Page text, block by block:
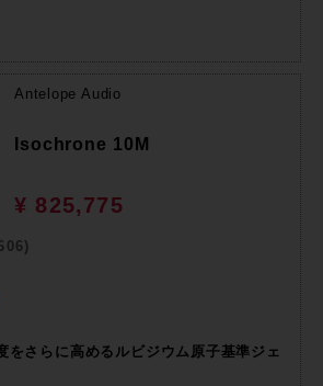
Antelope Audio
Isochrone 10M
¥ 825,775
さらに高めるルビジウム原子基準ジェ